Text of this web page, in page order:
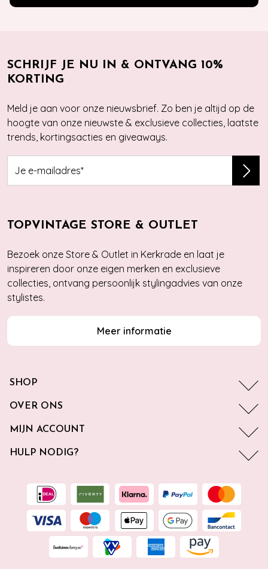
SCHRIJF JE NU IN & ONTVANG 10%
KORTING
Meld je aan voor onze nieuwsbrief. Zo ben je altijd op de
hoogte van onze nieuwste & exclusieve collecties, laatste
trends, kortingsacties en giveaways.
TOPVINTAGE STORE & OUTLET
Bezoek onze Store & Outlet in Kerkrade en laat je
inspireren door onze eigen merken en exclusieve
collecties, ontvang persoonlijk stylingadvies van onze
stylistes.
Meer informatie
SHOP
OVER ONS
MIJN ACCOUNT
HULP NODIG?